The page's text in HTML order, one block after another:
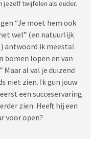
jezelf twijfelen als ouder.
“Je moet hem ook
wel” (en natuurlijk
antwoord ik meestal
bomen lopen en van
al val je duizend
niet zien. Ik gun jouw
een succeservaring
zien. Heeft hij een
voor open?